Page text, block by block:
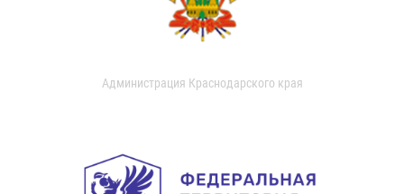
Администрация Краснодарского края